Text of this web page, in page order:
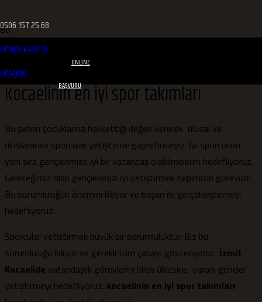
0506 157 25 68
HEMEN KAYIT OL
HESABIM
ONLINE
BAŞVURU
Kocaelinin en iyi spor takımları
Bu şehrin çocuklarına hakkettiği değeri vererek ulusal ve
uluslararası sporcular yetiştirme gayretindeyiz. İyi sporcunun
yanı sıra gençlerimize iyi bir vatandaş olabilmelerini hedefliyoruz.
Geleceğimiz olan gençlerimizi iyi yetiştirmek hepimizin görevidir.
Bu sorumluluğun önemini biliyor ve başarı ile gerçekleştirmeyi
hedefliyoruz.
Sporcular yetiştirmek büyük bir sorumluluktur. Biz bu
sorumluluğu biliyor ve gerekli tüm çabayı gösteriyoruz. İzmit
Kocaelide vatandaşlık görevlerini bilen ülkesine yararlı gençler
yetiştirmeyi hedefliyoruz. kocaelinin en iyi spor takımları